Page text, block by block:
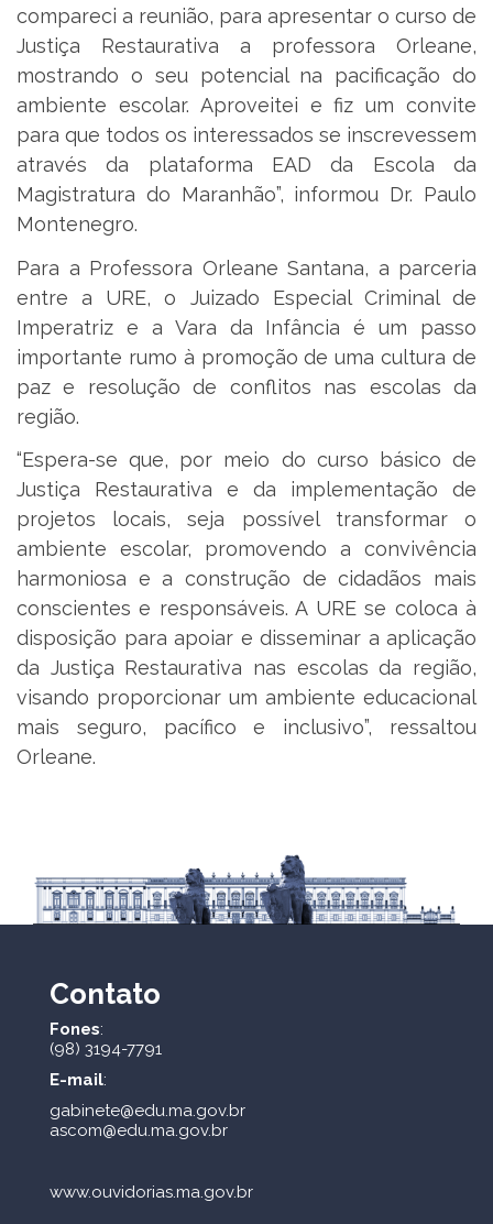
compareci a reunião, para apresentar o curso de
Justiça Restaurativa a professora Orleane,
mostrando o seu potencial na pacificação do
ambiente escolar. Aproveitei e fiz um convite
para que todos os interessados se inscrevessem
através da plataforma EAD da Escola da
Magistratura do Maranhão”, informou Dr. Paulo
Montenegro.
Para a Professora Orleane Santana, a parceria
entre a URE, o Juizado Especial Criminal de
Imperatriz e a Vara da Infância é um passo
importante rumo à promoção de uma cultura de
paz e resolução de conflitos nas escolas da
região.
“Espera-se que, por meio do curso básico de
Justiça Restaurativa e da implementação de
projetos locais, seja possível transformar o
ambiente escolar, promovendo a convivência
harmoniosa e a construção de cidadãos mais
conscientes e responsáveis. A URE se coloca à
disposição para apoiar e disseminar a aplicação
da Justiça Restaurativa nas escolas da região,
visando proporcionar um ambiente educacional
mais seguro, pacífico e inclusivo”, ressaltou
Orleane.
Contato
Fones:
(98) 3194-7791
E-mail:
gabinete@edu.ma.gov.br
ascom@edu.ma.gov.br
www.ouvidorias.ma.gov.br